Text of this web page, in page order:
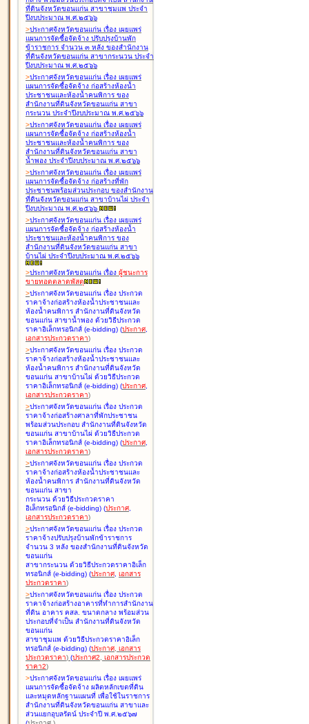
ที่ดินจังหวัดขอนแก่น สาขาชุมแพ ประจำ
ปีงบประมาณ พ.ศ.๒๕๖๖
>ประกาศจังหวัดขอนแก่น เรื่อง เผยแพร่
แผนการจัดซื้อจัดจ้าง ปรับปรุงบ้านพัก
ข้าราชการ จำนวน ๓ หลัง ของสำนักงาน
ที่ดินจังหวัดขอนแก่น สาขากระนวน ประจำ
ปีงบประมาณ พ.ศ.๒๕๖๖
>ประกาศจังหวัดขอนแก่น เรื่อง เผยแพร่
แผนการจัดซื้อจัดจ้าง ก่อสร้างห้องน้ำ
ประชาชนและห้องน้ำคนพิการ ของ
สำนักงานที่ดินจังหวัดขอนแก่น สาขา
กระนวน ประจำปีงบประมาณ พ.ศ.๒๕๖๖
>ประกาศจังหวัดขอนแก่น เรื่อง เผยแพร่
แผนการจัดซื้อจัดจ้าง ก่อสร้างห้องน้ำ
ประชาชนและห้องน้ำคนพิการ ของ
สำนักงานที่ดินจังหวัดขอนแก่น สาขา
น้ำพอง ประจำปีงบประมาณ พ.ศ.๒๕๖๖
>ประกาศจังหวัดขอนแก่น เรื่อง เผยแพร่
แผนการจัดซื้อจัดจ้าง ก่อสร้างที่พัก
ประชาชนพร้อมส่วนประกอบ ของสำนักงาน
ที่ดินจังหวัดขอนแก่น สาขาบ้านไผ่ ประจำ
ปีงบประมาณ พ.ศ.๒๕๖๖
>ประกาศจังหวัดขอนแก่น เรื่อง เผยแพร่
แผนการจัดซื้อจัดจ้าง ก่อสร้างห้องน้ำ
ประชาชนและห้องน้ำคนพิการ ของ
สำนักงานที่ดินจังหวัดขอนแก่น สาขา
บ้านไผ่ ประจำปีงบประมาณ พ.ศ.๒๕๖๖
>ประกาศจังหวัดขอนแก่น เรื่อง ผู้ชนะการ
ขายทอดตลาดพัสดุ
>ประกาศจังหวัดขอนแก่น เรื่อง ประกวด
ราคาจ้างก่อสร้างห้องน้ำประชาชนและ
ห้องน้ำคนพิการ สำนักงานที่ดินจังหวัด
ขอนแก่น สาขาน้ำพอง ด้วยวิธีประกวด
ราคาอิเล็กทรอนิกส์ (e-bidding) (ประกาศ,
เอกสารประกวดราคา)
>ประกาศจังหวัดขอนแก่น เรื่อง ประกวด
ราคาจ้างก่อสร้างห้องน้ำประชาชนและ
ห้องน้ำคนพิการ สำนักงานที่ดินจังหวัด
ขอนแก่น สาขาบ้านไผ่ ด้วยวิธีประกวด
ราคาอิเล็กทรอนิกส์ (e-bidding) (ประกาศ,
เอกสารประกวดราคา)
>ประกาศจังหวัดขอนแก่น เรื่อง ประกวด
ราคาจ้างก่อสร้างศาลาที่พักประชาชน
พร้อมส่วนประกอบ สำนักงานที่ดินจังหวัด
ขอนแก่น สาขาบ้านไผ่ ด้วยวิธีประกวด
ราคาอิเล็กทรอนิกส์ (e-bidding) (ประกาศ,
เอกสารประกวดราคา)
>ประกาศจังหวัดขอนแก่น เรื่อง ประกวด
ราคาจ้างก่อสร้างห้องน้ำประชาชนและ
ห้องน้ำคนพิการ สำนักงานที่ดินจังหวัด
ขอนแก่น สาขา
กระนวน ด้วยวิธีประกวดราคา
อิเล็กทรอนิกส์ (e-bidding) (ประกาศ,
เอกสารประกวดราคา)
>ประกาศจังหวัดขอนแก่น เรื่อง ประกวด
ราคาจ้างปรับปรุงบ้านพักข้าราชการ
จำนวน 3 หลัง ของสำนักงานที่ดินจังหวัด
ขอนแก่น
สาขากระนวน ด้วยวิธีประกวดราคาอิเล็ก
ทรอนิกส์ (e-bidding) (ประกาศ, เอกสาร
ประกวดราคา)
>ประกาศจังหวัดขอนแก่น เรื่อง ประกวด
ราคาจ้างก่อสร้างอาคารที่ทำการสำนักงาน
ที่ดิน อาคาร คสล. ขนาดกลาง พร้อมส่วน
ประกอบที่จำเป็น สำนักงานที่ดินจังหวัด
ขอนแก่น
สาขาชุมแพ ด้วยวิธีประกวดราคาอิเล็ก
ทรอนิกส์ (e-bidding) (ประกาศ, เอกสาร
ประกวดราคา) (ประกาศ2, เอกสารประกวด
ราคา2)
>ประกาศจังหวัดขอนแก่น เรื่อง เผยแพร่
แผนการจัดซื้อจัดจ้าง ผลิตหลักเขตที่ดิน
และหมุดหลักฐานแผนที่ เพื่อใช้ในราชการ
สำนักงานที่ดินจังหวัดขอนแก่น สาขาและ
ส่วนแยกอุบลรัตน์ ประจำปี พ.ศ.๒๕๖๗